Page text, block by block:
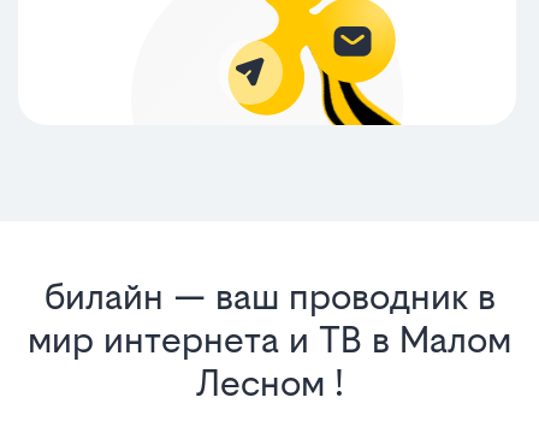
билайн — ваш проводник в
мир интернета и ТВ в Малом
Лесном !